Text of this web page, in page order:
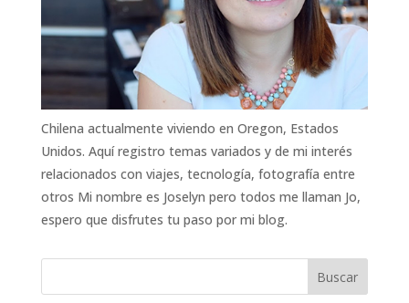
Chilena actualmente viviendo en Oregon, Estados
Unidos. Aquí registro temas variados y de mi interés
relacionados con viajes, tecnología, fotografía entre
otros Mi nombre es Joselyn pero todos me llaman Jo,
espero que disfrutes tu paso por mi blog.